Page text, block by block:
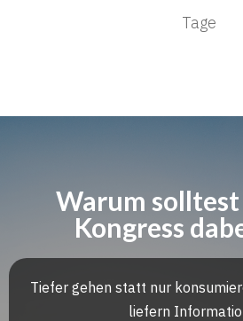
Tage
Warum
Kongress
Tiefer gehen statt nur
liefern